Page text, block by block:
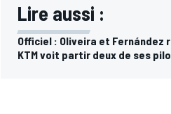
Lire aussi :
Officiel : Oliveira et Fernández
KTM voit partir deux de ses